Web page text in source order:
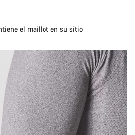
el maillot en su sitio